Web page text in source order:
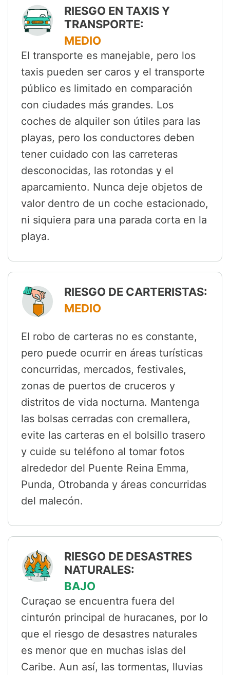
RIESGO EN TAXIS Y
TRANSPORTE:
MEDIO
El transporte es manejable, pero los
taxis pueden ser caros y el transporte
público es limitado en comparación
con ciudades más grandes. Los
coches de alquiler son útiles para las
playas, pero los conductores deben
tener cuidado con las carreteras
desconocidas, las rotondas y el
aparcamiento. Nunca deje objetos de
valor dentro de un coche estacionado,
ni siquiera para una parada corta en la
playa.
RIESGO DE CARTERISTAS:
MEDIO
El robo de carteras no es constante,
pero puede ocurrir en áreas turísticas
concurridas, mercados, festivales,
zonas de puertos de cruceros y
distritos de vida nocturna. Mantenga
las bolsas cerradas con cremallera,
evite las carteras en el bolsillo trasero
y cuide su teléfono al tomar fotos
alrededor del Puente Reina Emma,
Punda, Otrobanda y áreas concurridas
del malecón.
RIESGO DE DESASTRES
NATURALES:
BAJO
Curaçao se encuentra fuera del
cinturón principal de huracanes, por lo
que el riesgo de desastres naturales
es menor que en muchas islas del
Caribe. Aun así, las tormentas, lluvias